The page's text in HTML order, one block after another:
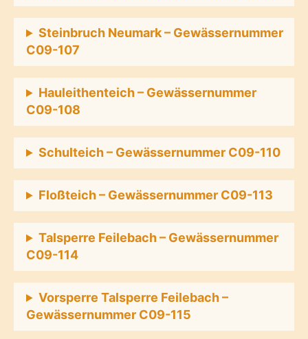
Steinbruch Neumark – Gewässernummer
C09-107
Hauleithenteich – Gewässernummer
C09-108
Schulteich – Gewässernummer C09-110
Floßteich – Gewässernummer C09-113
Talsperre Feilebach – Gewässernummer
C09-114
Vorsperre Talsperre Feilebach –
Gewässernummer C09-115